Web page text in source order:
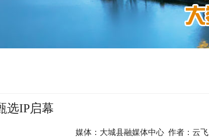
选IP启幕
媒体：大城县融媒体中心 作者：云飞